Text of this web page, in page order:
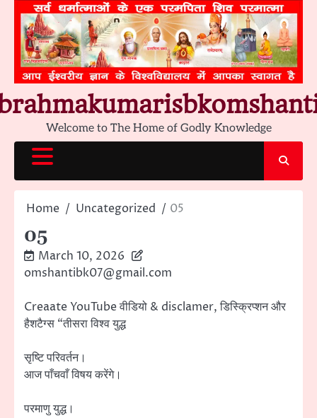
content
Welcome to The Home of Godly Knowledge
Home Uncategorized 05
05
March 10, 2026
omshantibk07@gmail.com
Creaate YouTube वीडियो & disclamer, डिस्क्रिप्शन और
हैशटैग्स “तीसरा विश्व युद्ध
सृष्टि परिवर्तन।
आज पाँचवाँ विषय करेंगे।
परमाणु युद्ध।